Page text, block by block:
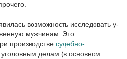
возможность исследовать у-
мужчинам. Это
производстве судебно-
уголовным делам (в основном